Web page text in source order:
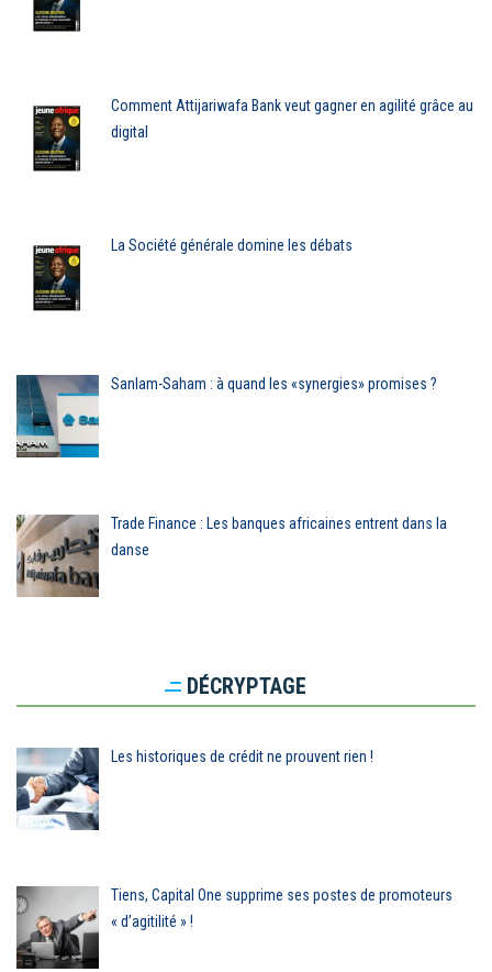
Comment Attijariwafa Bank veut gagner en agilité grâce au
digital
La Société générale domine les débats
Sanlam-Saham : à quand les «synergies» promises ?
Trade Finance : Les banques africaines entrent dans la
danse
DÉCRYPTAGE
Les historiques de crédit ne prouvent rien !
Tiens, Capital One supprime ses postes de promoteurs
« d’agitilité » !